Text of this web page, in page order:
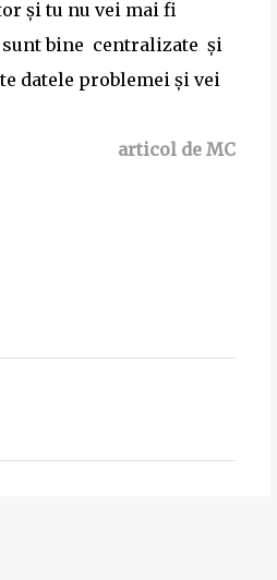
şi tu nu vei mai fi
bine centralizate şi
datele problemei şi vei
articol de MC